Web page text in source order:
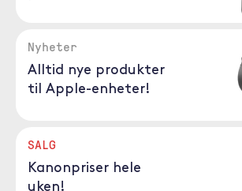
Nyheter
Alltid nye produkter
til Apple-enheter!
SALG
Kanonpriser hele
uken!